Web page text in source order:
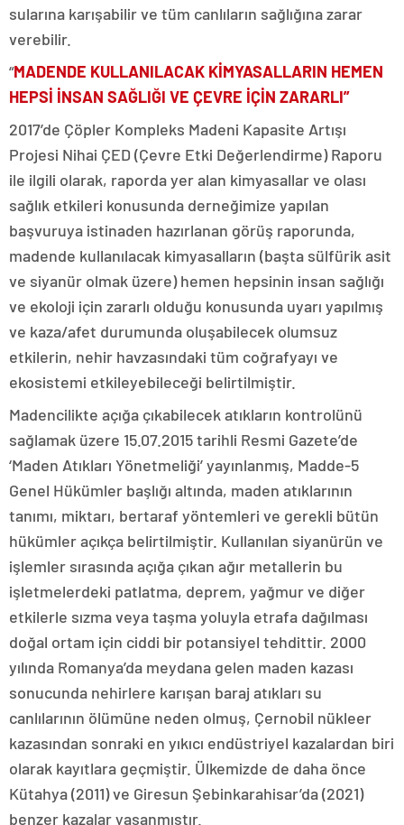
sularına karışabilir ve tüm canlıların sağlığına zarar
verebilir.
“MADENDE KULLANILACAK KİMYASALLARIN HEMEN
HEPSİ İNSAN SAĞLIĞI VE ÇEVRE İÇİN ZARARLI”
2017’de Çöpler Kompleks Madeni Kapasite Artışı
Projesi Nihai ÇED (Çevre Etki Değerlendirme) Raporu
ile ilgili olarak, raporda yer alan kimyasallar ve olası
sağlık etkileri konusunda derneğimize yapılan
başvuruya istinaden hazırlanan görüş raporunda,
madende kullanılacak kimyasalların (başta sülfürik asit
ve siyanür olmak üzere) hemen hepsinin insan sağlığı
ve ekoloji için zararlı olduğu konusunda uyarı yapılmış
ve kaza/afet durumunda oluşabilecek olumsuz
etkilerin, nehir havzasındaki tüm coğrafyayı ve
ekosistemi etkileyebileceği belirtilmiştir.
Madencilikte açığa çıkabilecek atıkların kontrolünü
sağlamak üzere 15.07.2015 tarihli Resmi Gazete’de
‘Maden Atıkları Yönetmeliği’ yayınlanmış, Madde-5
Genel Hükümler başlığı altında, maden atıklarının
tanımı, miktarı, bertaraf yöntemleri ve gerekli bütün
hükümler açıkça belirtilmiştir. Kullanılan siyanürün ve
işlemler sırasında açığa çıkan ağır metallerin bu
işletmelerdeki patlatma, deprem, yağmur ve diğer
etkilerle sızma veya taşma yoluyla etrafa dağılması
doğal ortam için ciddi bir potansiyel tehdittir. 2000
yılında Romanya’da meydana gelen maden kazası
sonucunda nehirlere karışan baraj atıkları su
canlılarının ölümüne neden olmuş, Çernobil nükleer
kazasından sonraki en yıkıcı endüstriyel kazalardan biri
olarak kayıtlara geçmiştir. Ülkemizde de daha önce
Kütahya (2011) ve Giresun Şebinkarahisar’da (2021)
benzer kazalar yaşanmıştır.